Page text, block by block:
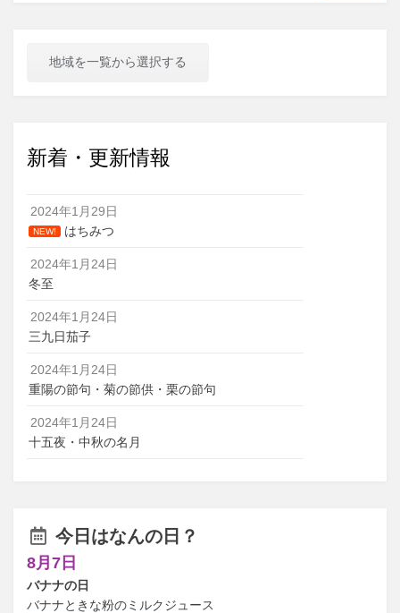
地域を一覧から選択する
新着・更新情報
2024年1月29日
NEW! はちみつ
2024年1月24日
冬至
2024年1月24日
三九日茄子
2024年1月24日
重陽の節句・菊の節供・栗の節句
2024年1月24日
十五夜・中秋の名月
今日はなんの日？
8月7日
バナナの日
バナナときな粉のミルクジュース